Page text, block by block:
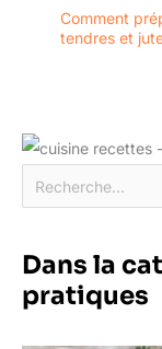
Comment
tendres et
Dans la
pratiques